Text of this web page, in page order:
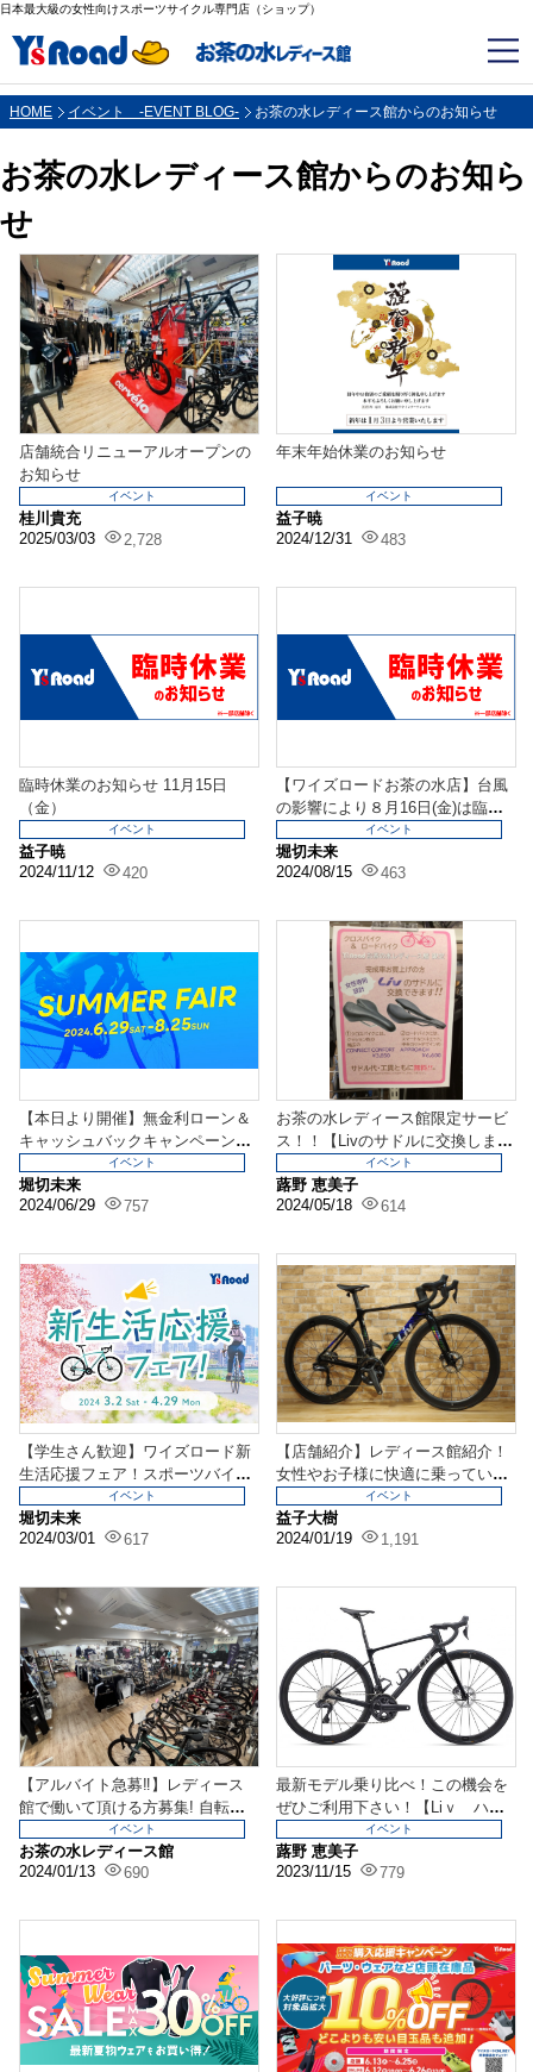
日本最大級の女性向けスポーツサイクル専門店（ショップ）
HOME イベント -EVENT BLOG- お茶の水レディース館からのお知らせ
お茶の水レディース館からのお知ら
せ
店舗統合リニューアルオープンの
お知らせ
桂川貴充
2025/03/03
2,728
イベント
年末年始休業のお知らせ
益子暁
2024/12/31
483
イベント
臨時休業のお知らせ 11月15日
（金）
益子暁
2024/11/12
420
イベント
【ワイズロードお茶の水店】台風
の影響により８月16日(金)は臨時
休業いたします
堀切未来
2024/08/15
463
イベント
【本日より開催】無金利ローン＆
キャッシュバックキャンペーン
【サマーフェア】
堀切未来
2024/06/29
757
イベント
お茶の水レディース館限定サービ
ス！！【Livのサドルに交換しま
蕗野 恵美子
2024/05/18
614
イベント
【学生さん歓迎】ワイズロード新
生活応援フェア！スポーツバイク
購入検討の方はこの機...
堀切未来
2024/03/01
617
イベント
【店舗紹介】レディース館紹介！
女性やお子様に快適に乗っていた
だけるバイクを主に取...
益子大樹
2024/01/19
1,191
イベント
【アルバイト急募‼】レディース
館で働いて頂ける方募集! 自転車
に詳しくなくても大...
お茶の水レディース館
2024/01/13
690
イベント
最新モデル乗り比べ！この機会を
ぜひご利用下さい！【Liｖ ハイ
エンドロードバイク...
蕗野 恵美子
2023/11/15
779
イベント